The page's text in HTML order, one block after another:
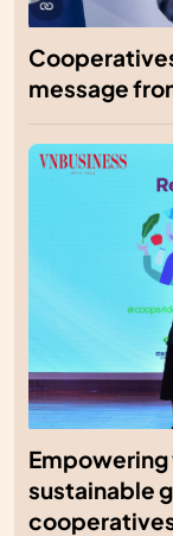
message
sustainable